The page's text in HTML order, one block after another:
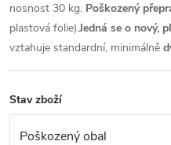
nosnost 30 kg. Poškozený
plastová folie).Jedná se o nový,
vztahuje standardní, minimálně
Stav zboží